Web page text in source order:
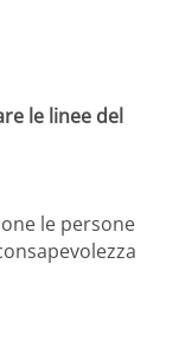
le linee del
le persone